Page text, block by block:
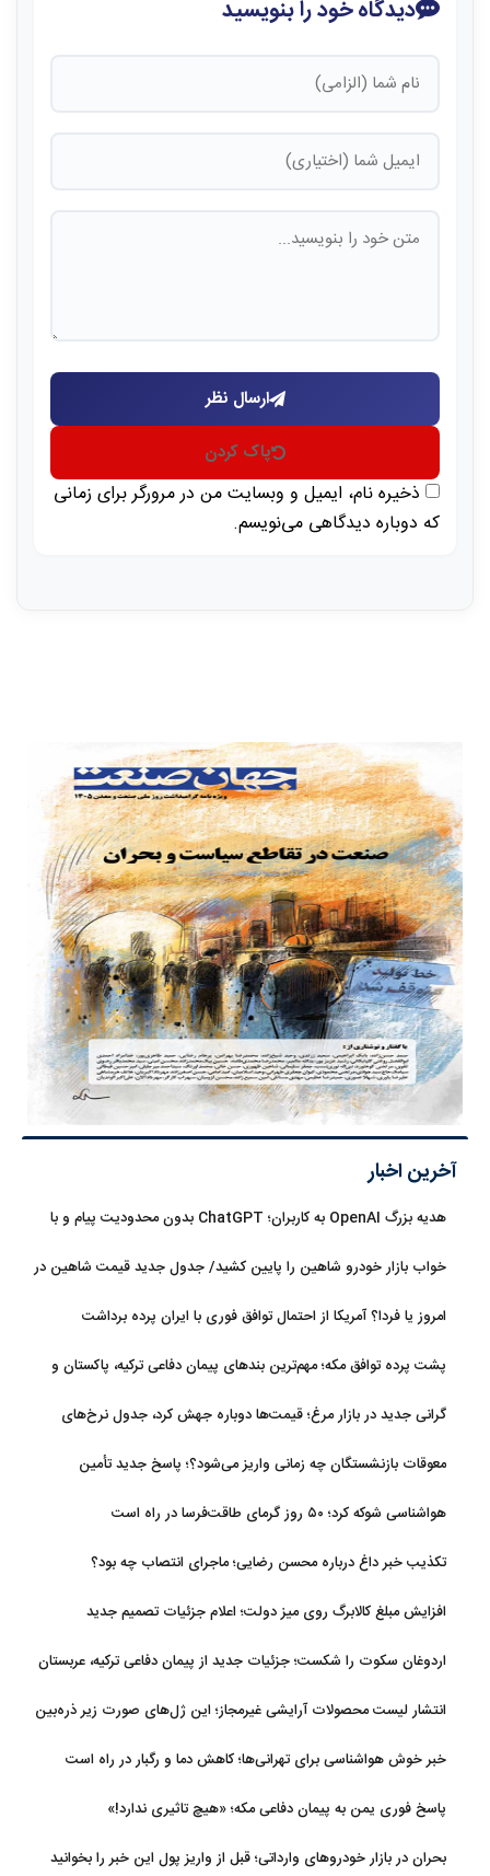
دیدگاه خود را بنویسید
ارسال نظر
پاک کردن
ذخیره نام، ایمیل و وبسایت من در مرورگر برای زمانی
که دوباره دیدگاهی می‌نویسم.
آخرین اخبار
هدیه بزرگ OpenAI به کاربران؛ ChatGPT بدون محدودیت پیام و با
خواب بازار خودرو شاهین را پایین کشید/ جدول جدید قیمت شاهین در
امروز یا فردا؟ آمریکا از احتمال توافق فوری با ایران پرده برداشت
پشت پرده توافق مکه؛ مهم‌ترین بندهای پیمان دفاعی ترکیه، پاکستان و
گرانی جدید در بازار مرغ؛ قیمت‌ها دوباره جهش کرد، جدول نرخ‌های
معوقات بازنشستگان چه زمانی واریز می‌شود؟؛ پاسخ جدید تأمین
هواشناسی شوکه کرد؛ ۵۰ روز گرمای طاقت‌فرسا در راه است
تکذیب خبر داغ درباره محسن رضایی؛ ماجرای انتصاب چه بود؟
افزایش مبلغ کالابرگ روی میز دولت؛ اعلام جزئیات تصمیم جدید
اردوغان سکوت را شکست؛ جزئیات جدید از پیمان دفاعی ترکیه، عربستان
انتشار لیست محصولات آرایشی غیرمجاز؛ این ژل‌های صورت زیر ذره‌بین
خبر خوش هواشناسی برای تهرانی‌ها؛ کاهش دما و رگبار در راه است
پاسخ فوری یمن به پیمان دفاعی مکه؛ «هیچ تاثیری ندارد!»
بحران در بازار خودروهای وارداتی؛ قبل از واریز پول این خبر را بخوانید